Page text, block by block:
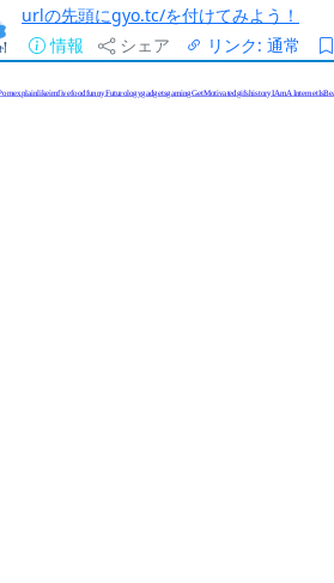
urlの先頭にgyo.tc/を付けてみよう！
情報
シェア リンク: 通常